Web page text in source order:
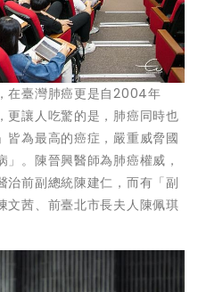
在臺灣肺癌更是自2004年
更讓人吃驚的是，肺癌同時也
皆為最高的癌症，嚴重威脅國
。陳晉興醫師為肺癌權威，
治前副總統陳建仁，而有「副
文茜、前臺北市長夫人陳佩琪